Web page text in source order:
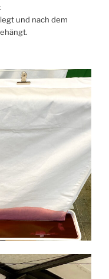
und nach dem